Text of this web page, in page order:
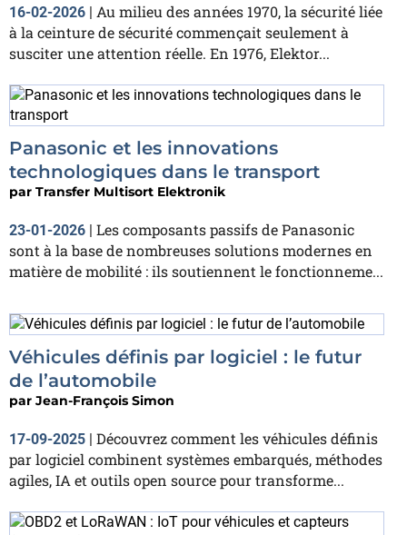
16-02-2026 | Au milieu des années 1970, la sécurité liée
à la ceinture de sécurité commençait seulement à
susciter une attention réelle. En 1976, Elektor...
Panasonic et les innovations
technologiques dans le transport
par Transfer Multisort Elektronik
23-01-2026 | Les composants passifs de Panasonic
sont à la base de nombreuses solutions modernes en
matière de mobilité : ils soutiennent le fonctionneme...
Véhicules définis par logiciel : le futur
de l’automobile
par Jean-François Simon
17-09-2025
Découvrez comment les véhicules définis
par logiciel combinent systèmes embarqués, méthodes
agiles, IA et outils open source pour transforme...